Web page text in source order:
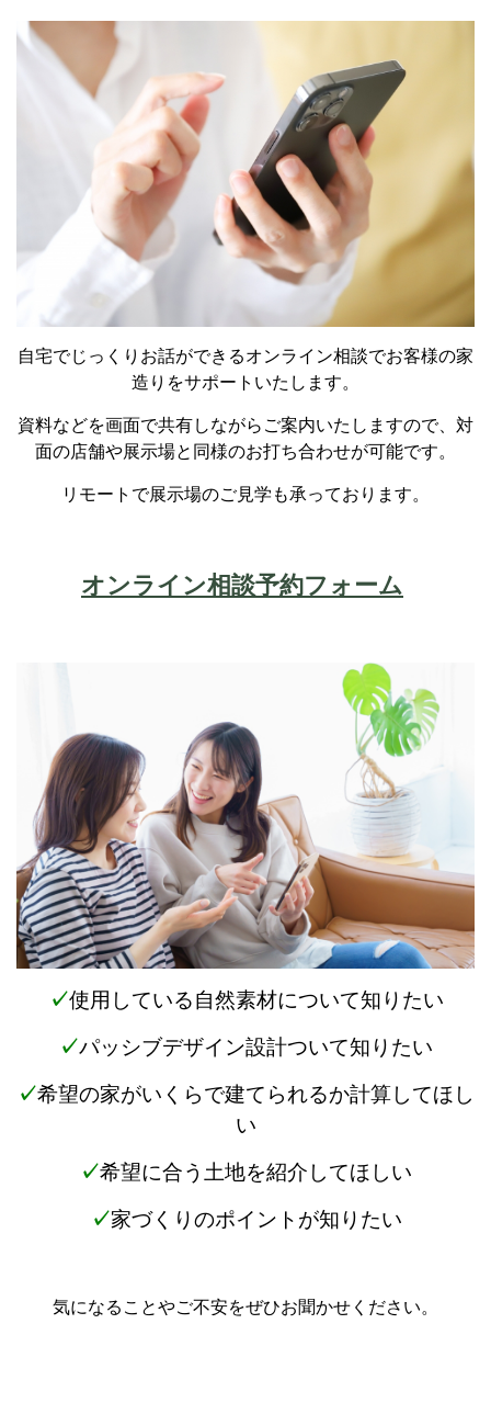
自宅でじっくりお話ができるオンライン相談でお客様の家
造りをサポートいたします。
資料などを画面で共有しながらご案内いたしますので、対
面の店舗や展示場と同様のお打ち合わせが可能です。
リモートで展示場のご見学も承っております。
オンライン相談予約フォーム
✓使用している自然素材について知りたい
✓パッシブデザイン設計ついて知りたい
✓希望の家がいくらで建てられるか計算してほし
い
✓希望に合う土地を紹介してほしい
✓家づくりのポイントが知りたい
気になることやご不安をぜひお聞かせください。